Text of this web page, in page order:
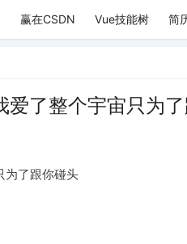
赢在CSDN Vue技能树 简
了整个宇宙只为
为了跟你碰头